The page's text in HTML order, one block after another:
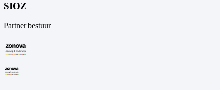
SIOZ
Partner bestuur